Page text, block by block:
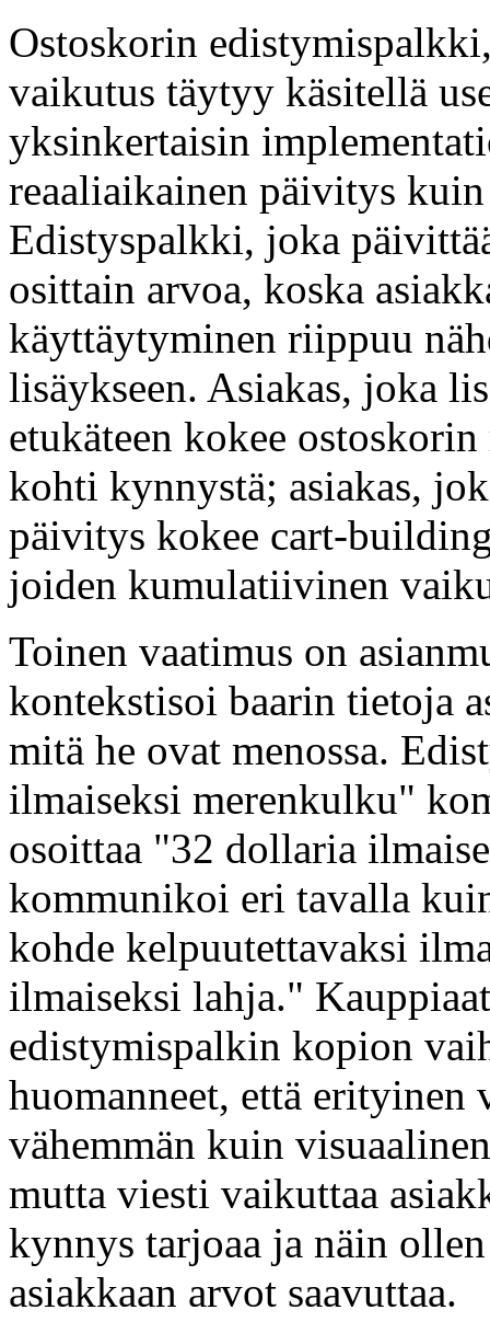
Ostoskorin
vaikutus täytyy käsitellä
yksinkertaisin
reaaliaikainen päivitys
Edistyspalkki, joka
osittain arvoa, koska
käyttäytyminen riippuu
lisäykseen. Asiakas, joka
etukäteen kokee
kohti kynnystä; asiakas,
päivitys kokee cart-
joiden kumulatiivinen
Toinen vaatimus on
kontekstisoi baarin tietoja
mitä he ovat menossa.
ilmaiseksi merenkulku"
osoittaa "32 dollaria
kommunikoi eri tavalla
kohde kelpuutettavaksi
ilmaiseksi lahja."
edistymispalkin kopion
huomanneet, että erityinen
vähemmän kuin
mutta viesti vaikuttaa
kynnys tarjoaa ja näin
asiakkaan arvot saavuttaa.